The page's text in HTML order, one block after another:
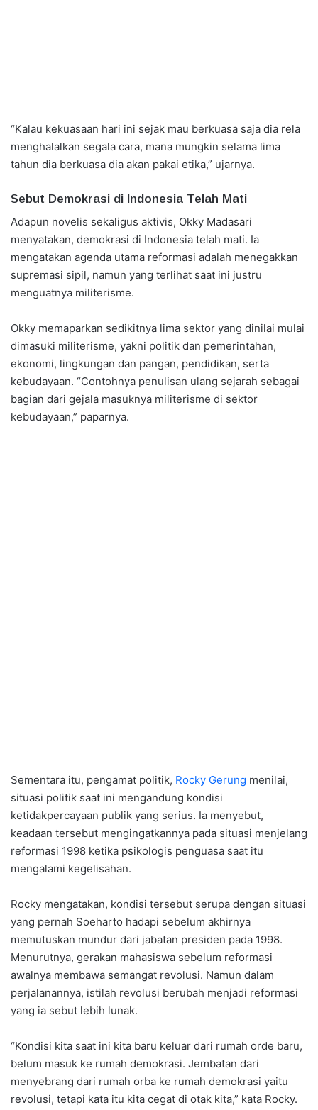
“Kalau kekuasaan hari ini sejak mau berkuasa saja dia rela
menghalalkan segala cara, mana mungkin selama lima
tahun dia berkuasa dia akan pakai etika,” ujarnya.
Sebut Demokrasi di Indonesia Telah Mati
Adapun novelis sekaligus aktivis, Okky Madasari
menyatakan, demokrasi di Indonesia telah mati. Ia
mengatakan agenda utama reformasi adalah menegakkan
supremasi sipil, namun yang terlihat saat ini justru
menguatnya militerisme.
Okky memaparkan sedikitnya lima sektor yang dinilai mulai
dimasuki militerisme, yakni politik dan pemerintahan,
ekonomi, lingkungan dan pangan, pendidikan, serta
kebudayaan. “Contohnya penulisan ulang sejarah sebagai
bagian dari gejala masuknya militerisme di sektor
kebudayaan,” paparnya.
Sementara itu, pengamat politik, Rocky Gerung menilai,
situasi politik saat ini mengandung kondisi
ketidakpercayaan publik yang serius. Ia menyebut,
keadaan tersebut mengingatkannya pada situasi menjelang
reformasi 1998 ketika psikologis penguasa saat itu
mengalami kegelisahan.
Rocky mengatakan, kondisi tersebut serupa dengan situasi
yang pernah Soeharto hadapi sebelum akhirnya
memutuskan mundur dari jabatan presiden pada 1998.
Menurutnya, gerakan mahasiswa sebelum reformasi
awalnya membawa semangat revolusi. Namun dalam
perjalanannya, istilah revolusi berubah menjadi reformasi
yang ia sebut lebih lunak.
“Kondisi kita saat ini kita baru keluar dari rumah orde baru,
belum masuk ke rumah demokrasi. Jembatan dari
menyebrang dari rumah orba ke rumah demokrasi yaitu
revolusi, tetapi kata itu kita cegat di otak kita,” kata Rocky.